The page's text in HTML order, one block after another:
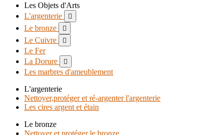
Les Objets d'Arts
L'argenterie

Le bronze 
Le Cuivre 
Le Fer
La Dorure

Les marbres d'ameublement
L'argenterie
Nettoyer,protéger et ré-argenter l'argenterie
Les cires argent et étain
Le bronze
Nettoyer et protéger le bronze